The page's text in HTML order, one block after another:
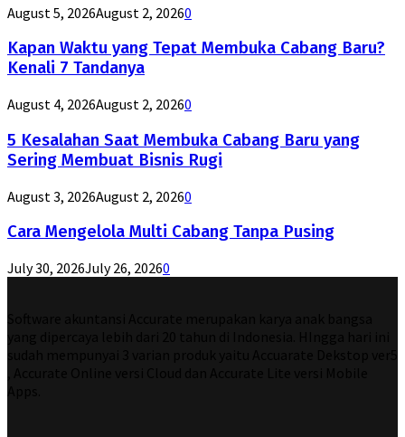
August 5, 2026August 2, 20260
Kapan Waktu yang Tepat Membuka Cabang Baru?
Kenali 7 Tandanya
August 4, 2026August 2, 20260
5 Kesalahan Saat Membuka Cabang Baru yang
Sering Membuat Bisnis Rugi
August 3, 2026August 2, 20260
Cara Mengelola Multi Cabang Tanpa Pusing
July 30, 2026July 26, 20260